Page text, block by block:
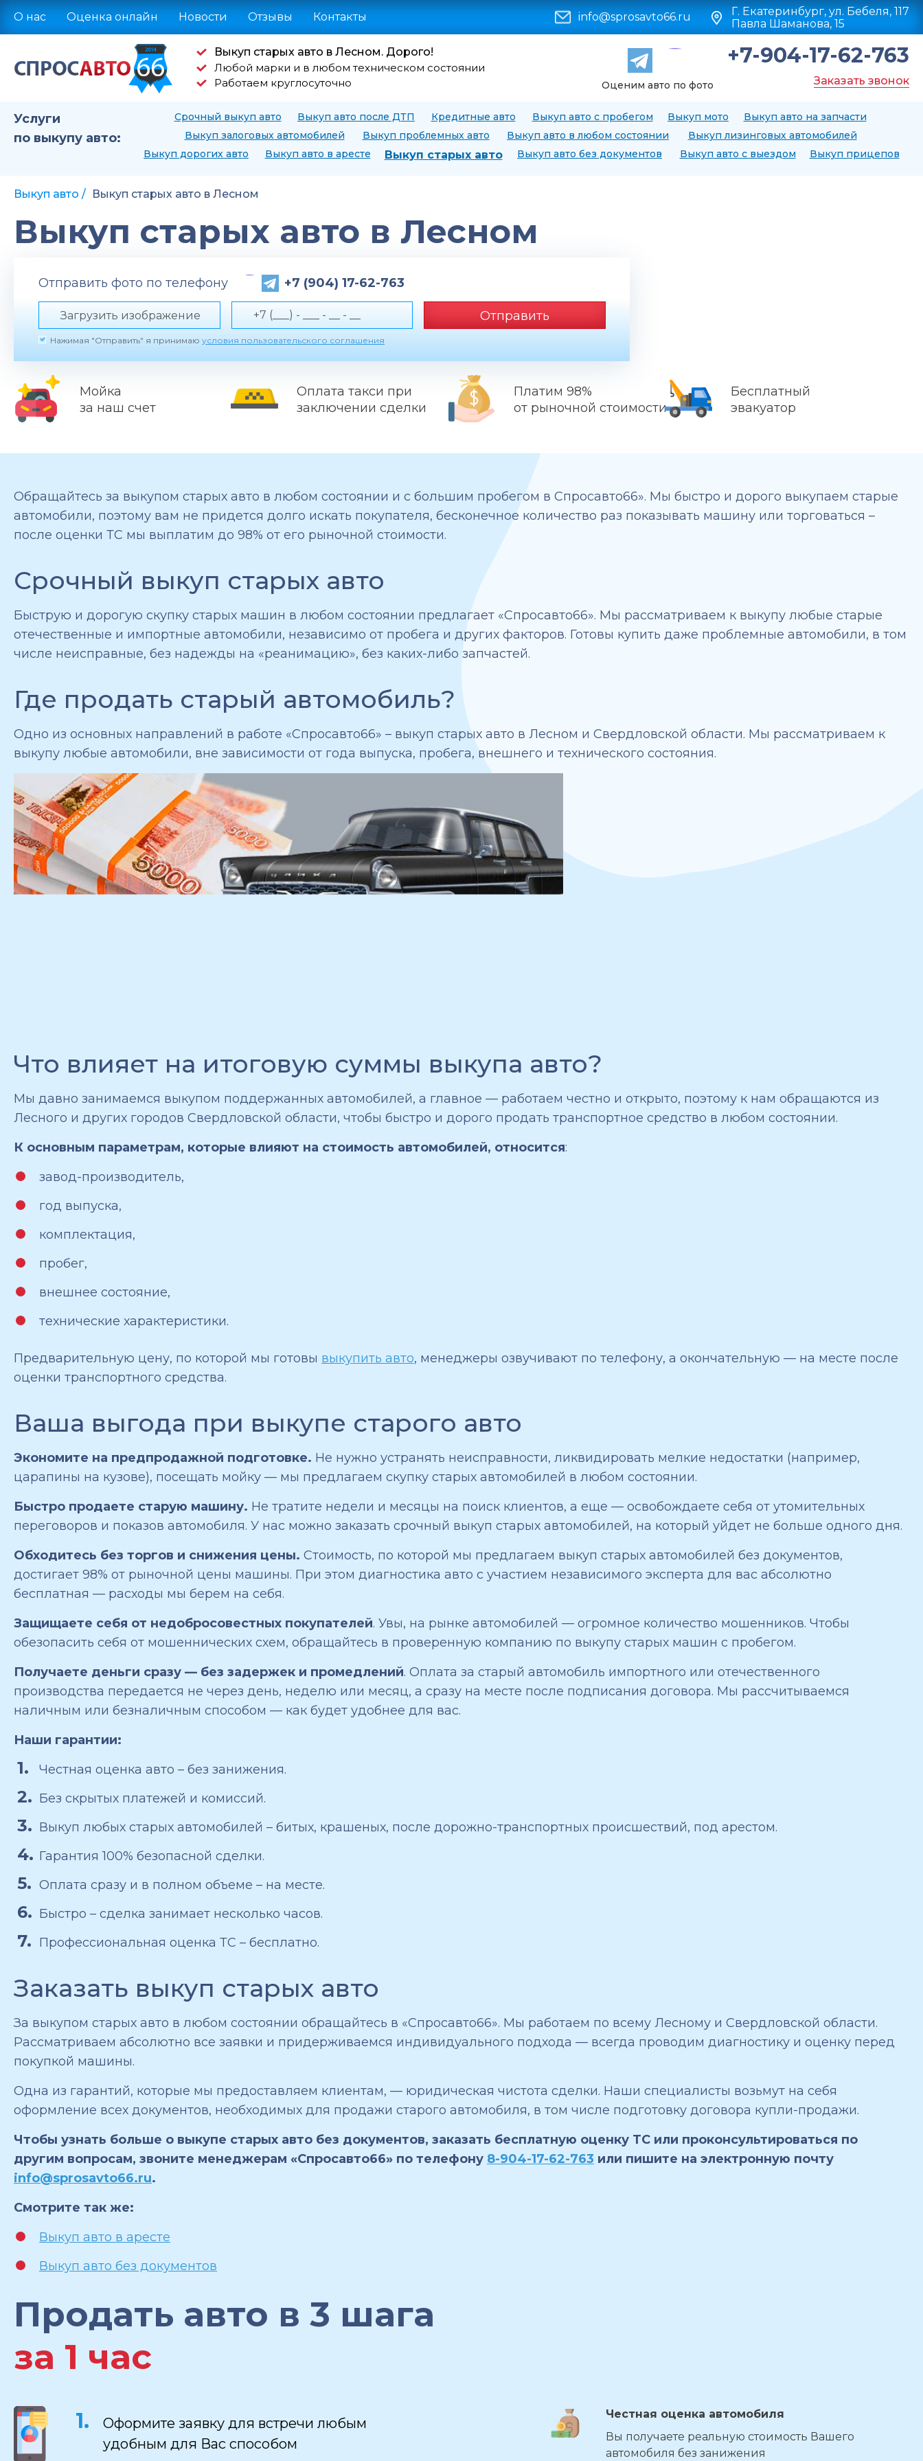
О нас Оценка онлайн Новости Отзывы Контакты
Г. Екатеринбург, ул. Бебеля, 117
Павла Шаманова, 15
info@sprosavto66.ru
Выкуп старых авто в Лесном. Дорого!
Любой марки и в любом техническом состоянии
Работаем круглосуточно
+7-904-17-62-763
Заказать звонок
Оценим авто по фото
Услуги
по выкупу авто:
Срочный выкуп авто Выкуп авто после ДТП Кредитные авто Выкуп авто с пробегом Выкуп мото
Выкуп авто на запчасти
Выкуп залоговых автомобилей
Выкуп проблемных авто Выкуп авто в любом состоянии
Выкуп лизинговых автомобилей
Выкуп дорогих авто
Выкуп авто в аресте Выкуп старых авто Выкуп авто без документов Выкуп авто с выездом Выкуп прицепов
Выкуп авто Выкуп старых авто в Лесном
Выкуп старых авто в Лесном
Отправить фото по телефону +7 (904) 17-62-763
Загрузить изображение Отправить
Нажимая "Отправить" я принимаю условия пользовательского соглашения
Мойка
за наш счет
Оплата такси при
заключении сделки
Платим 98%
от рыночной стоимости
Бесплатный
эвакуатор
Обращайтесь за выкупом старых авто в любом состоянии и с большим пробегом в Спросавто66». Мы быстро и дорого выкупаем старые
автомобили, поэтому вам не придется долго искать покупателя, бесконечное количество раз показывать машину или торговаться –
после оценки ТС мы выплатим до 98% от его рыночной стоимости.
Срочный выкуп старых авто
Быструю и дорогую скупку старых машин в любом состоянии предлагает «Спросавто66». Мы рассматриваем к выкупу любые старые
отечественные и импортные автомобили, независимо от пробега и других факторов. Готовы купить даже проблемные автомобили, в том
числе неисправные, без надежды на «реанимацию», без каких-либо запчастей.
Где продать старый автомобиль?
Одно из основных направлений в работе «Спросавто66» – выкуп старых авто в Лесном и Свердловской области. Мы рассматриваем к
выкупу любые автомобили, вне зависимости от года выпуска, пробега, внешнего и технического состояния.
Что влияет на итоговую суммы выкупа авто?
Мы давно занимаемся выкупом поддержанных автомобилей, а главное — работаем честно и открыто, поэтому к нам обращаются из
Лесного и других городов Свердловской области, чтобы быстро и дорого продать транспортное средство в любом состоянии.
К основным параметрам, которые влияют на стоимость автомобилей, относится:
завод-производитель,
год выпуска,
комплектация,
пробег,
внешнее состояние,
технические характеристики.
Предварительную цену, по которой мы готовы выкупить авто, менеджеры озвучивают по телефону, а окончательную — на месте после
оценки транспортного средства.
Ваша выгода при выкупе старого авто
Экономите на предпродажной подготовке. Не нужно устранять неисправности, ликвидировать мелкие недостатки (например,
царапины на кузове), посещать мойку — мы предлагаем скупку старых автомобилей в любом состоянии.
Быстро продаете старую машину. Не тратите недели и месяцы на поиск клиентов, а еще — освобождаете себя от утомительных
переговоров и показов автомобиля. У нас можно заказать срочный выкуп старых автомобилей, на который уйдет не больше одного дня.
Обходитесь без торгов и снижения цены. Стоимость, по которой мы предлагаем выкуп старых автомобилей без документов,
достигает 98% от рыночной цены машины. При этом диагностика авто с участием независимого эксперта для вас абсолютно
бесплатная — расходы мы берем на себя.
Защищаете себя от недобросовестных покупателей. Увы, на рынке автомобилей — огромное количество мошенников. Чтобы
обезопасить себя от мошеннических схем, обращайтесь в проверенную компанию по выкупу старых машин с пробегом.
Получаете деньги сразу — без задержек и промедлений. Оплата за старый автомобиль импортного или отечественного
производства передается не через день, неделю или месяц, а сразу на месте после подписания договора. Мы рассчитываемся
наличным или безналичным способом — как будет удобнее для вас.
Наши гарантии:
Честная оценка авто – без занижения.
Без скрытых платежей и комиссий.
Выкуп любых старых автомобилей – битых, крашеных, после дорожно-транспортных происшествий, под арестом.
Гарантия 100% безопасной сделки.
Оплата сразу и в полном объеме – на месте.
Быстро – сделка занимает несколько часов.
Профессиональная оценка ТС – бесплатно.
Заказать выкуп старых авто
За выкупом старых авто в любом состоянии обращайтесь в «Спросавто66». Мы работаем по всему Лесному и Свердловской области.
Рассматриваем абсолютно все заявки и придерживаемся индивидуального подхода — всегда проводим диагностику и оценку перед
покупкой машины.
Одна из гарантий, которые мы предоставляем клиентам, — юридическая чистота сделки. Наши специалисты возьмут на себя
оформление всех документов, необходимых для продажи старого автомобиля, в том числе подготовку договора купли-продажи.
Чтобы узнать больше о выкупе старых авто без документов, заказать бесплатную оценку ТС или проконсультироваться по
другим вопросам, звоните менеджерам «Спросавто66» по телефону 8-904-17-62-763 или пишите на электронную почту
info@sprosavto66.ru.
Смотрите так же:
Выкуп авто в аресте
Выкуп авто без документов
Продать авто в 3 шага
за 1 час
Оформите заявку для встречи любым
удобным для Вас способом
Честная оценка автомобиля
Вы получаете реальную стоимость Вашего
автомобиля без занижения